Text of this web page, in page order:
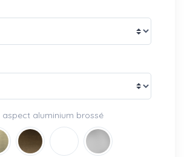
aspect aluminium brossé